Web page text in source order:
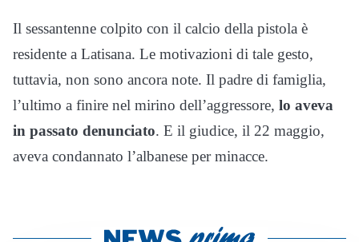
Il sessantenne colpito con il calcio della pistola è
residente a Latisana. Le motivazioni di tale gesto,
tuttavia, non sono ancora note. Il padre di famiglia,
l’ultimo a finire nel mirino dell’aggressore, lo aveva
in passato denunciato. E il giudice, il 22 maggio,
aveva condannato l’albanese per minacce.